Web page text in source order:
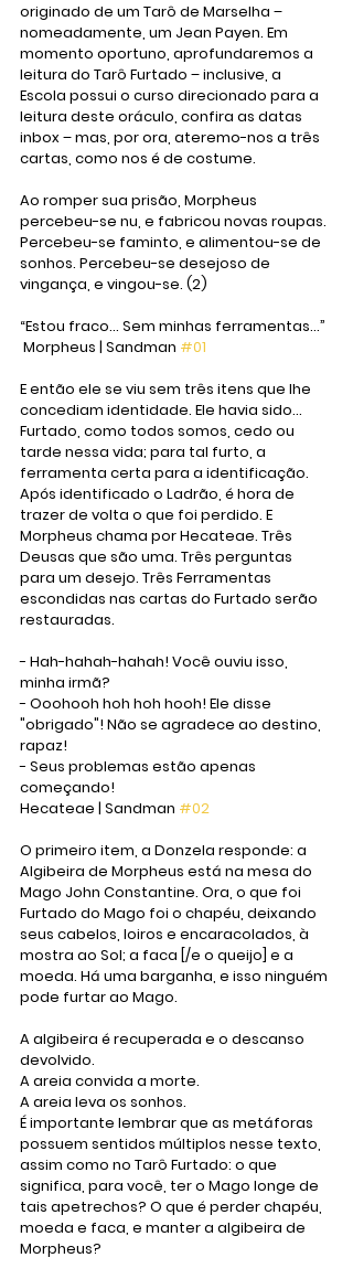
originado de um Tarô de Marselha –
nomeadamente, um Jean Payen. Em
momento oportuno, aprofundaremos a
leitura do Tarô Furtado – inclusive, a
Escola possui o curso direcionado para a
leitura deste oráculo, confira as datas
inbox – mas, por ora, ateremo-nos a três
cartas, como nos é de costume.
Ao romper sua prisão, Morpheus
percebeu-se nu, e fabricou novas roupas.
Percebeu-se faminto, e alimentou-se de
sonhos. Percebeu-se desejoso de
vingança, e vingou-se. (2)
“Estou fraco... Sem minhas ferramentas...”
Morpheus | Sandman #01
E então ele se viu sem três itens que lhe
concediam identidade. Ele havia sido...
Furtado, como todos somos, cedo ou
tarde nessa vida; para tal furto, a
ferramenta certa para a identificação.
Após identificado o Ladrão, é hora de
trazer de volta o que foi perdido. E
Morpheus chama por Hecateae. Três
Deusas que são uma. Três perguntas
para um desejo. Três Ferramentas
escondidas nas cartas do Furtado serão
restauradas.
- Hah-hahah-hahah! Você ouviu isso,
minha irmã?
- Ooohooh hoh hoh hooh! Ele disse
"obrigado"! Não se agradece ao destino,
rapaz!
- Seus problemas estão apenas
começando!
Hecateae | Sandman #02
O primeiro item, a Donzela responde: a
Algibeira de Morpheus está na mesa do
Mago John Constantine. Ora, o que foi
Furtado do Mago foi o chapéu, deixando
seus cabelos, loiros e encaracolados, à
mostra ao Sol; a faca [/e o queijo] e a
moeda. Há uma barganha, e isso ninguém
pode furtar ao Mago.
A algibeira é recuperada e o descanso
devolvido.
A areia convida a morte.
A areia leva os sonhos.
É importante lembrar que as metáforas
possuem sentidos múltiplos nesse texto,
assim como no Tarô Furtado: o que
significa, para você, ter o Mago longe de
tais apetrechos? O que é perder chapéu,
moeda e faca, e manter a algibeira de
Morpheus?